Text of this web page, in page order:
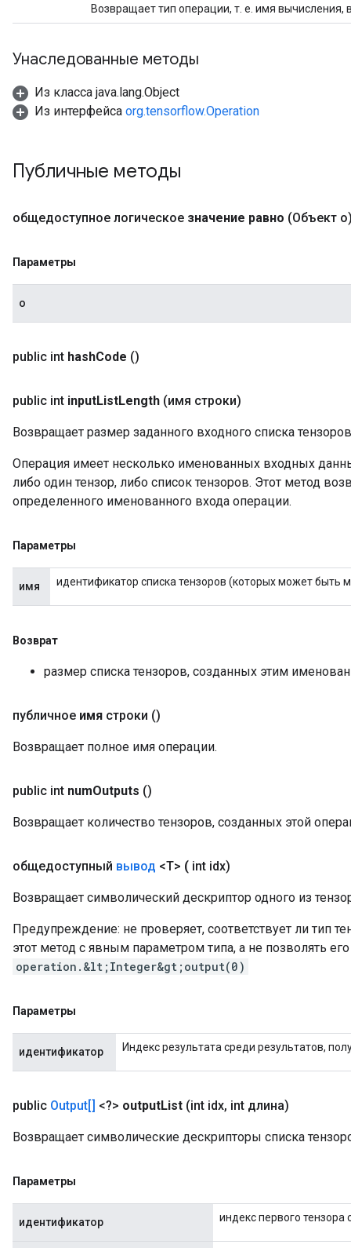
Возвращает тип операции, т. е. имя вычисления,
Унаследованные методы
Из класса java.lang.Object
Из интерфейса org.tensorflow.Operation
Публичные методы
общедоступное логическое значение равно (Объект
Параметры
о
public int hashCode ()
public int inputListLength (имя строки)
Возвращает размер заданного входного списка
Операция имеет несколько именованных входных
либо один тензор, либо список тензоров. Этот метод
определенного именованного входа операции.
Параметры
имя идентификатор списка тензоров (которых может быть
Возврат
размер списка тензоров, созданных этим
публичное имя строки ()
Возвращает полное имя операции.
public int numOutputs ()
Возвращает количество тензоров, созданных этой
общедоступный вывод <T> ( int idx)
Возвращает символический дескриптор одного из
Предупреждение: не проверяет, соответствует ли тип
этот метод с явным параметром типа, а не позволять
operation.&lt;Integer&gt;output(0)
Параметры
идентификатор Индекс результата среди результатов,
public Output[] <?> outputList (int idx, int длина)
Возвращает символические дескрипторы списка
Параметры
идентификатор индекс первого тензора